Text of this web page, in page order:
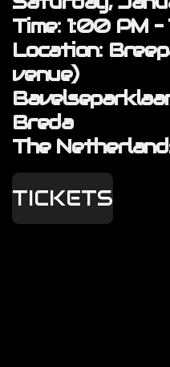
Time:1:00 PM –
Location:
venue)
Breda
The
TICKETS